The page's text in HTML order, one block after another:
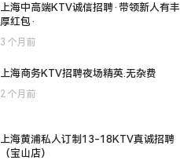
上海中高端KTV诚信招聘·带领新人有丰
厚红包·
3 个月前
上海商务KTV招聘夜场精英.无杂费
2 个月前
上海黄浦私人订制13-18KTV真诚招聘
（宝山店）